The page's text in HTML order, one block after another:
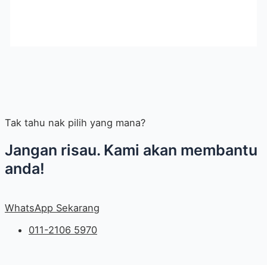
Tak tahu nak pilih yang mana?
Jangan risau. Kami akan membantu
anda!
WhatsApp Sekarang
011-2106 5970